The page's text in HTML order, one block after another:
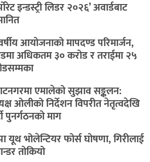
इन्डस्ट्री लिडर २०२६’ अवार्डबाट
आयोजनाको मापदण्ड परिमार्जन,
अधिकतम ३० करोड र तराईमा २५
एमालेको सुझाव सङ्कलन:
ओलीको निर्देशन विपरीत नेतृत्वदेखि
पुनर्गठनको माग
यूथ भोलेन्टियर फोर्स घोषणा, गिरीलाई
तोकियो